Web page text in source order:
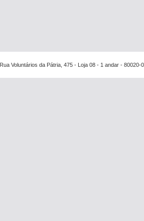
Rua Voluntários da Pátria, 475 - Loja 08 - 1 andar - 80020-